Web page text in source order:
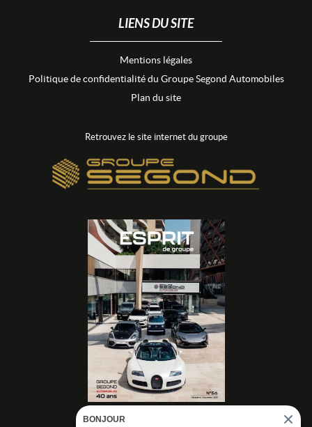
LIENS DU SITE
Mentions légales
Politique de confidentialité du Groupe Segond Automobiles
Plan du site
Retrouvez le site internet du groupe
BONJOUR